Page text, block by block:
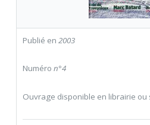
Publié en 2003
Numéro n°4
Ouvrage disponible en librairie ou